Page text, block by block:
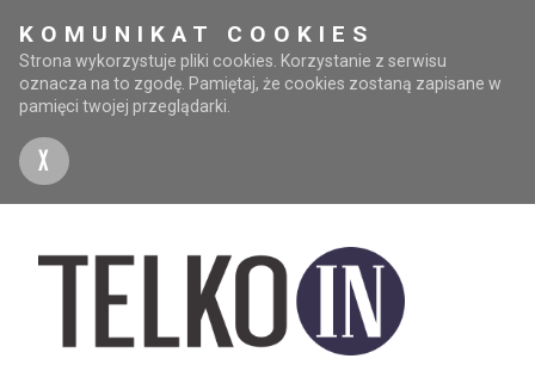
KOMUNIKAT COOKIES
Strona wykorzystuje pliki cookies. Korzystanie z serwisu
oznacza na to zgodę. Pamiętaj, że cookies zostaną zapisane w
pamięci twojej przeglądarki.
X